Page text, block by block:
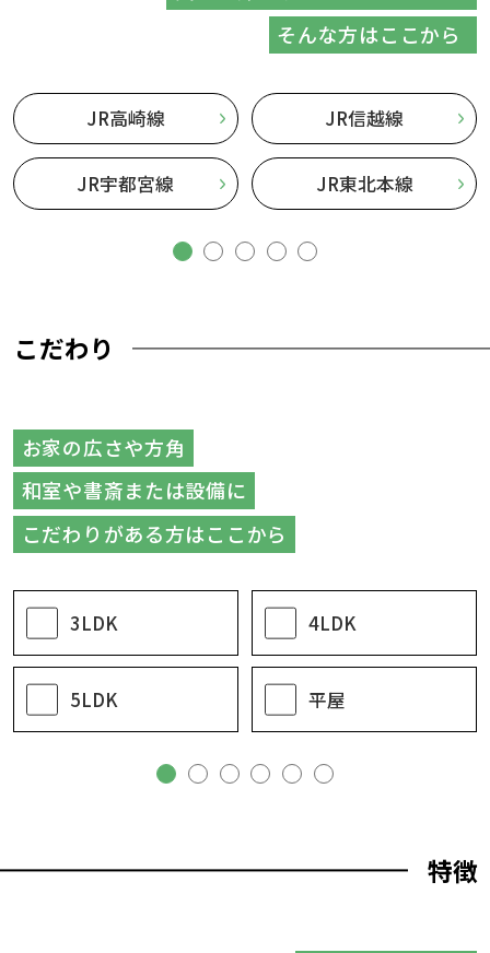
そんな方はここから
JR高崎線 JR信越線
JR宇都宮線 JR東北本線
こだわり
お家の広さや方角
和室や書斎または設備に
こだわりがある方はここから
3LDK 4LDK
5LDK 平屋
特徴